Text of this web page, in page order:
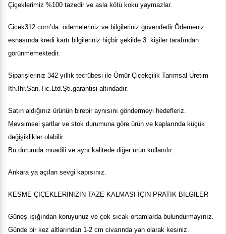
Çiçeklerimiz %100 tazedir ve asla kötü koku yaymazlar.
Cicek312 .com’da ödemeleriniz ve bilgileriniz güvendedir.Ödemeniz
esnasında kredi kartı bilgileriniz hiçbir şekilde 3. kişiler tarafından
görünmemektedir.
Siparişleriniz 342 yıllık tecrübesi ile Ömür Çiçekçilik Tarımsal Üretim
İth.İhr.San.Tic.Ltd.Şti. garantisi altındadır.
Satın aldığınız ürünün birebir aynısını göndermeyi hedefleriz.
Mevsimsel şartlar ve stok durumuna göre ürün ve kaplarında küçük
değişiklikler olabilir.
Bu durumda muadili ve aynı kalitede diğer ürün kullanılır.
Ankara ya açılan sevgi kapısınız.
KESME ÇİÇEKLERİNİZİN TAZE KALMASI İÇİN PRATİK BİLGİLER
Güneş ışığından koruyunuz ve çok sıcak ortamlarda bulundurmayınız.
Günde bir kez altlarından 1-2 cm civarında yan olarak kesiniz.